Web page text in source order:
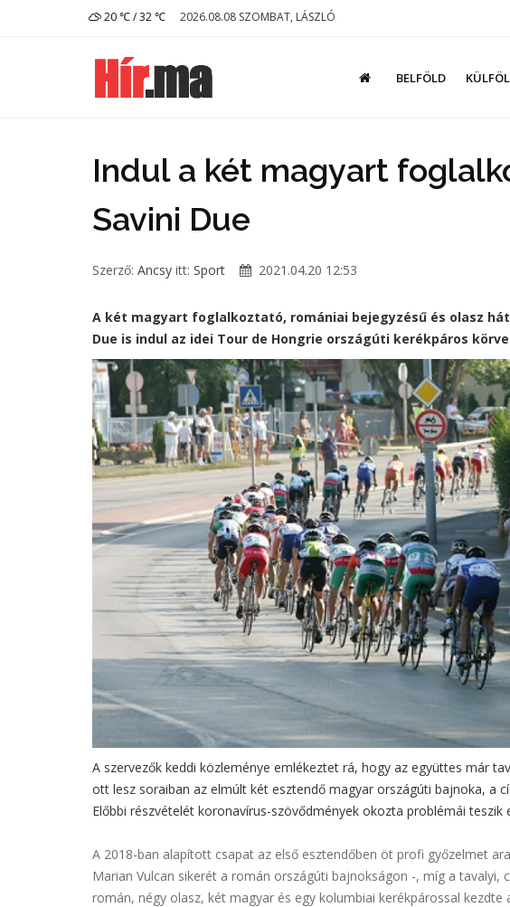
20 ℃ / 32 ℃ 2026.08.08 SZOMBAT, LÁSZLÓ
BELFÖLD
Indul a két magyart
Savini Due
Szerző: Ancsy itt: Sport 2021.04.20 12:53
A két magyart foglalkoztató, romániai bejegyzésű és olasz
Due is indul az idei Tour de Hongrie országúti kerékpáros
A szervezők keddi közleménye emlékeztet rá, hogy az együttes már
ott lesz soraiban az elmúlt két esztendő magyar országúti bajnoka, a
Előbbi részvételét koronavírus-szövődmények okozta problémái teszik
A 2018-ban alapított csapat az első esztendőben öt profi győzelmet
Marian Vulcan sikerét a román országúti bajnokságon -, míg a
román, négy olasz, két magyar és egy kolumbiai kerékpárossal kezdte